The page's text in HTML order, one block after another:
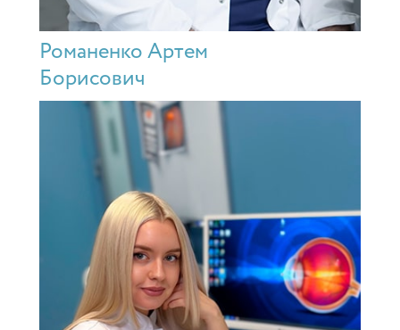
Романенко Артем
Борисович